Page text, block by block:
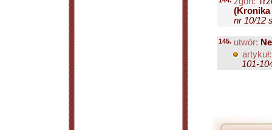
nr 10/12
145. utwór:
artykuł:
101-